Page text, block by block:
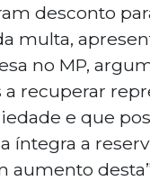
desconto
multa,
no MP,
a recuperar
e que
íntegra a
aumento